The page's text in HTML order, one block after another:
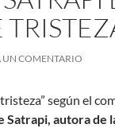
UN COMENTARIO
tristeza” según el
Satrapi, autora de